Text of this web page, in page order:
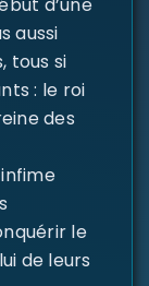
aussi
tous si
: le roi
des
le
de leurs